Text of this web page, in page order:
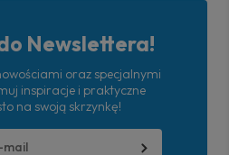
Newslettera!
oraz specjalnymi
inspiracje i praktyczne
na swoją skrzynkę!